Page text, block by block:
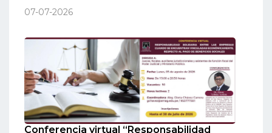
07-07-2026
Conferencia virtual “Responsabilidad